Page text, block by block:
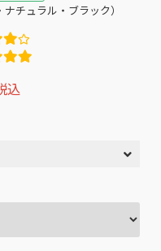
チュラル・ブラック）
込